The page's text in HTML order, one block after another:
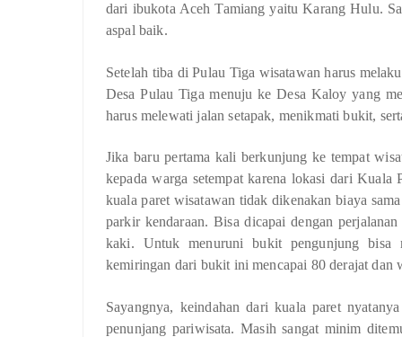
dari ibukota Aceh Tamiang yaitu Karang Hulu.
aspal baik.
Setelah tiba di Pulau Tiga wisatawan harus
Desa Pulau Tiga menuju ke Desa Kaloy yang
harus melewati jalan setapak, menikmati bukit,
Jika baru pertama kali berkunjung ke tempat
kepada warga setempat karena lokasi dari
kuala paret wisatawan tidak dikenakan biaya
parkir kendaraan. Bisa dicapai dengan
kaki. Untuk menuruni bukit pengunjung bisa
kemiringan dari bukit ini mencapai 80 derajat dan
Sayangnya, keindahan dari kuala paret
penunjang pariwisata. Masih sangat minim